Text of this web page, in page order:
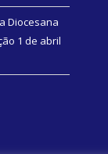
Diocesana
1 de abril